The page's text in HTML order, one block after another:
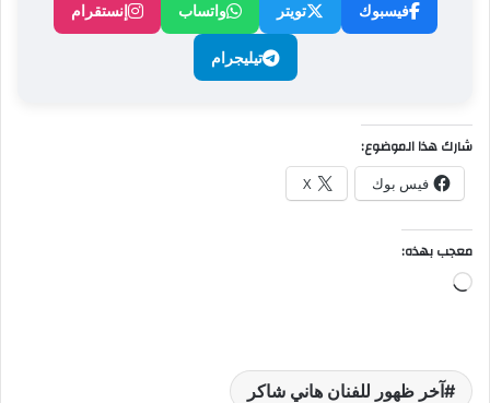
فيسبوك تويتر واتساب إنستقرام
تيليجرام
شارك هذا الموضوع:
فيس بوك X
معجب بهذه:
جاري
آخر ظهور للفنان هاني شاكر